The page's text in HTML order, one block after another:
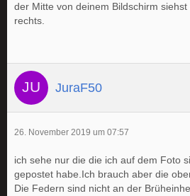
der Mitte von deinem Bildschirm
rechts.
JuraF50
26. November 2019 um 07:57
ich sehe nur die die ich auf dem Foto
gepostet habe.Ich brauch aber die
Die Federn sind nicht an der